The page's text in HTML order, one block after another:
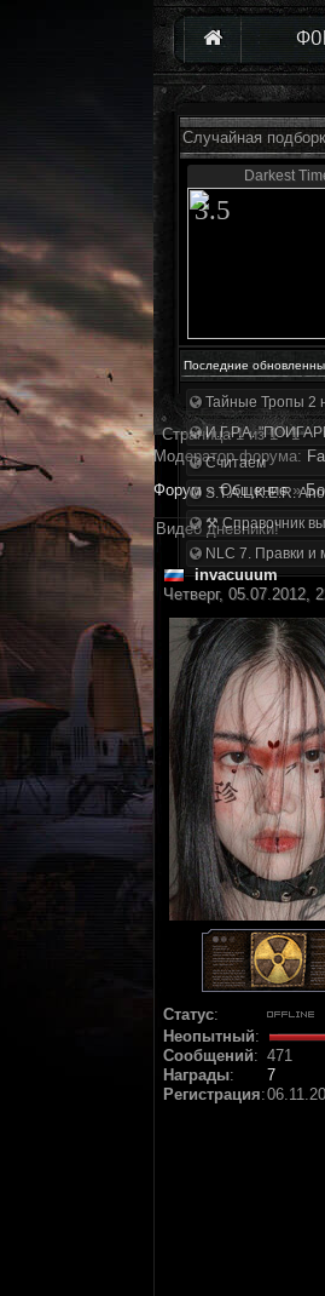
Случайная
Darkest
3.5
Последние
Тайные Тропы 2
И.Г.Р.А.
Считаем
S.T.A.L.K.E.R.
⚒ Справочник
NLC 7. Правки и
Страница1из1
1
Модератор форума:
Форум » Общение »
Видео дневники!
invacuuum
Четверг, 05.07.2012,
Статус:
Неопытный:
Сообщений: 471
Награды:
7
Регистрация: